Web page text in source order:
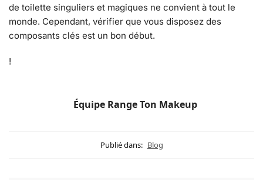
de toilette singuliers et magiques ne convient à tout le
monde. Cependant, vérifier que vous disposez des
composants clés est un bon début.
!
Équipe Range Ton Makeup
Publié dans: Blog